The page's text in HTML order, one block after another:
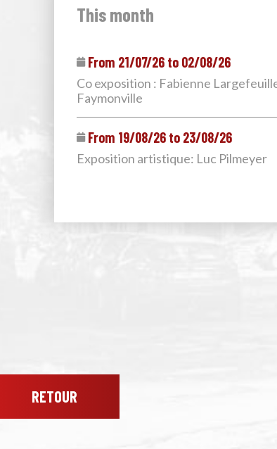
This month
From 21/07/26 to 02/08/26
Co exposition : Fabienne
Faymonville
From 19/08/26 to 23/08/26
Exposition artistique: Luc Pilmeyer
RETOUR